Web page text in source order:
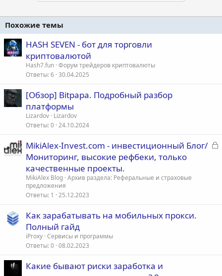
Похожие темы
HASH SEVEN - бот для торговли
криптовалютой
Hash7.fun Форум трейдеров криптовалюты
Ответы 6 30.04.2025
[Обзор] Bitpapa. Подробный разбор
платформы
Lizardov Lizardov
Ответы 0 24.10.2024
З
MikiAlex-Invest.com - инвестиционный Блог/
Мониторинг, высокие рефбеки, только
качественные проекты.
MikiAlex Blog Архив раздела: Реферальные и страховые
предложения
Ответы 1 25.12.2023
Как зарабатывать на мобильных прокси.
Полный гайд
iProxy Сервисы и программы
Ответы 0 08.02.2023
Какие бывают риски заработка и